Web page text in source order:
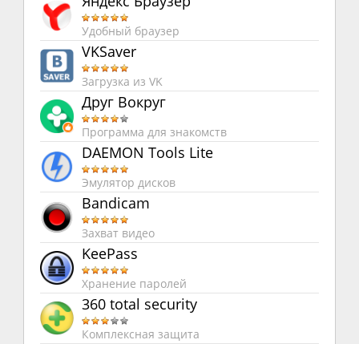
Удобный браузер
VKSaver
Загрузка из VK
Друг Вокруг
Программа для знакомств
DAEMON Tools Lite
Эмулятор дисков
Bandicam
Захват видео
KeePass
Хранение паролей
360 total security
Комплексная защита